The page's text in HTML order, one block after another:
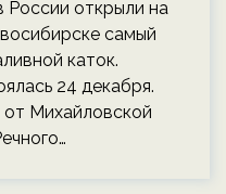
России открыли на
самый
каток.
24 декабря.
Михайловской